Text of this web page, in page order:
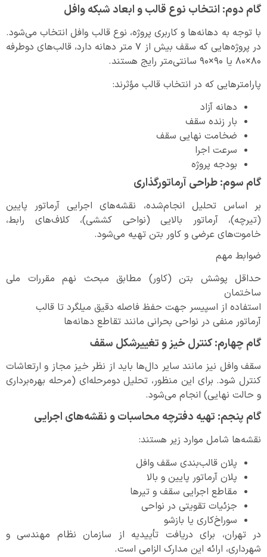
گام دوم: انتخاب نوع قالب و ابعاد شبکه وافل
با توجه به دهانه‌ها و کاربری پروژه، نوع قالب وافل انتخاب می‌شود.
در پروژه‌هایی که سقف بیش از ۷ متر دهانه دارد، قالب‌های دوطرفه
۸۰×۸۰ یا ۹۰×۹۰ سانتی‌متر رایج هستند.
پارامترهایی که در انتخاب قالب مؤثرند:
دهانه آزاد
بار زنده سقف
ضخامت نهایی سقف
سرعت اجرا
بودجه پروژه
گام سوم: طراحی آرماتورگذاری
بر اساس تحلیل انجام‌شده، نقشه‌های اجرایی آرماتور پایین
(تیرچه)، آرماتور بالایی (نواحی کششی)، کلاف‌های رابط،
خاموت‌های عرضی و کاور بتن تهیه می‌شود.
ضوابط مهم
حداقل پوشش بتن (کاور) مطابق مبحث نهم مقررات ملی
ساختمان
استفاده از اسپیسر جهت حفظ فاصله دقیق میلگرد تا قالب
آرماتور منفی در نواحی بحرانی مانند تقاطع دهانه‌ها
گام چهارم: کنترل خیز و تغییرشکل سقف
سقف وافل نیز مانند سایر دال‌ها باید از نظر خیز مجاز و ارتعاشات
کنترل شود. برای این منظور، تحلیل دومرحله‌ای (مرحله بهره‌برداری
و حالت نهایی) انجام می‌شود.
گام پنجم: تهیه دفترچه محاسبات و نقشه‌های اجرایی
نقشه‌ها شامل موارد زیر هستند:
پلان قالب‌بندی سقف وافل
پلان آرماتور پایین و بالا
مقاطع اجرایی سقف و تیرها
جزئیات تقویتی در نواحی
سوراخ‌کاری یا بازشو
در تهران، برای دریافت تأییدیه از سازمان نظام مهندسی و
شهرداری، ارائه این مدارک الزامی است.